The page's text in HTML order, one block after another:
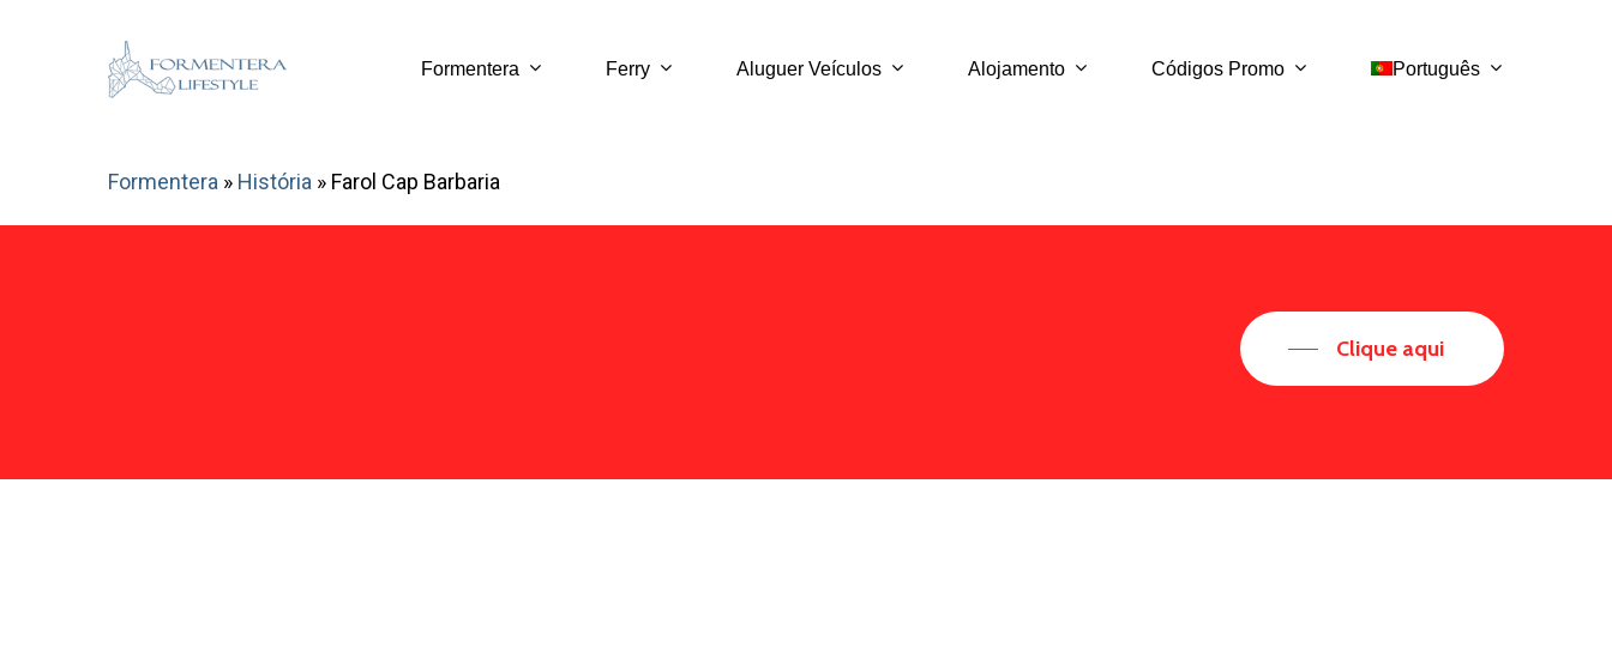
Formentera Ferry Aluguer Veículos Alojamento Códigos Promo Português
Formentera » História » Farol Cap Barbaria
Clique aqui